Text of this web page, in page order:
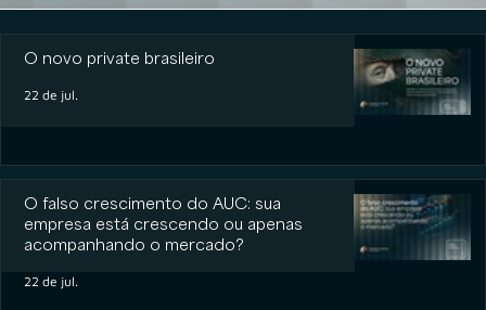
O novo private brasileiro
22 de jul.
O falso crescimento do AUC: sua
empresa está crescendo ou apenas
acompanhando o mercado?
22 de jul.